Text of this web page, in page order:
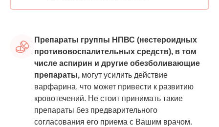
Препараты группы НПВС (нестероидных
противовоспалительных средств), в том
числе аспирин и другие обезболивающие
препараты, могут усилить действие
варфарина, что может привести к развитию
кровотечений. Не стоит принимать такие
препараты без предварительного
согласования его приема с Вашим врачом.